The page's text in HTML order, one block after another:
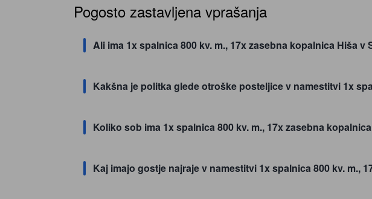
Pogosto zastavljena vprašanja
Ali ima 1x spalnica 800 kv. m., 17x zasebna kopalnica Hiša
Kakšna je politka glede otroške posteljice v namestitvi 1x
Koliko sob ima 1x spalnica 800 kv. m., 17x zasebna
Kaj imajo gostje najraje v namestitvi 1x spalnica 800 kv. m.,